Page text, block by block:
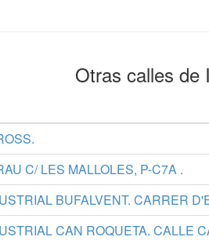
Otras calles de
C/ LES MALLOLES, P-C7A .
BUFALVENT. CARRER
CAN ROQUETA. CALLE